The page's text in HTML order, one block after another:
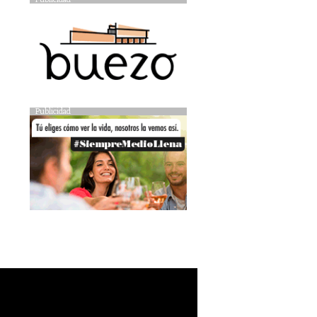
Publicidad